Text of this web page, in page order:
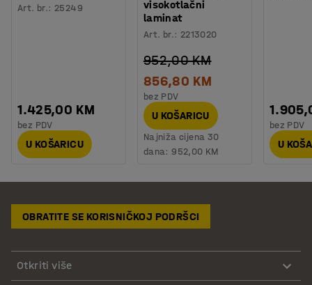
Art. br.: 25249
1.425,00 KM
bez PDV
U KOŠARICU
visokotlačni
laminat
Art. br.: 2213020
856,80 KM
952,00 KM
bez PDV
U KOŠARICU
Najniža cijena 30
dana: 952,00 KM
bez PDV
U
OBRATITE SE KORISNIČKOJ PODRŠCI
Otkriti više